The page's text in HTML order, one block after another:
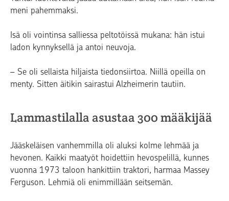
meni pahemmaksi.
Isä oli vointinsa salliessa peltotöissä mukana: hän istui
ladon kynnyksellä ja antoi neuvoja.
– Se oli sellaista hiljaista tiedonsiirtoa. Niillä opeilla on
menty. Sitten äitikin sairastui Alzheimerin tautiin.
Lammastilalla asustaa 300 määkijää
Jääskeläisen vanhemmilla oli aluksi kolme lehmää ja
hevonen. Kaikki maatyöt hoidettiin hevospelillä, kunnes
vuonna 1973 taloon hankittiin traktori, harmaa Massey
Ferguson. Lehmiä oli enimmillään seitsemän.